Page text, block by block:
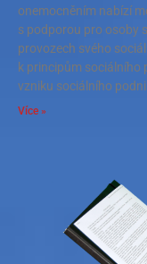
onemocněním nabízí
s podporou pro osoby
provozech svého
k principům sociálního
vzniku sociálního
Více »